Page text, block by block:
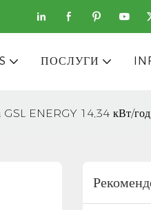
ПОСЛУГИ
GSL ENERGY 14,34 кВт/